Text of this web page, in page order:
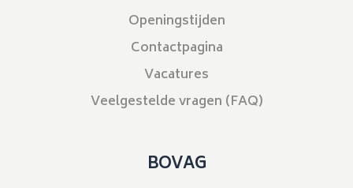
Openingstijden
Contactpagina
Vacatures
Veelgestelde vragen (FAQ)
BOVAG